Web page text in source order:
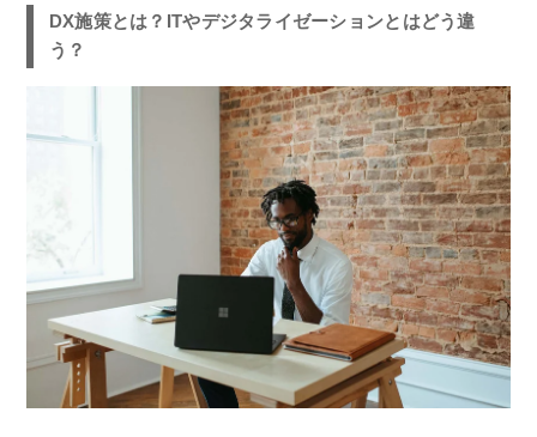
DX施策とは？ITやデジタライゼーションとはどう違
う？